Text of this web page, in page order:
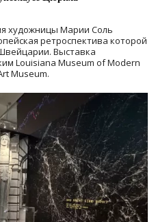
художницы Марии Соль
ретроспектива которой
Выставка
Louisiana Museum of Modern
Museum.